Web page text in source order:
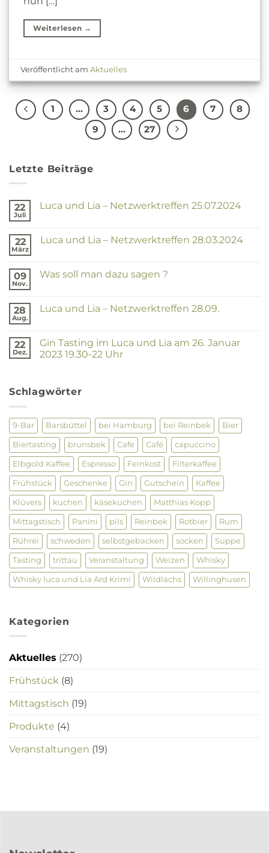
Weiterlesen →
Veröffentlicht amAktuelles
1 … 3 4 5 6 7
8
9
… 27
Letzte Beiträge
22
Juli
Luca und Lia – Netzwerktreffen 25.07.2024
Luca
Netzwerktreffen
25.07.2024
22
März
Luca und Lia – Netzwerktreffen 28.03.2024
Luca
Netzwerktreffen
28.03.2024
09
Nov.
Was soll man dazu sagen ?
Was
sagen
?
28
Aug.
Luca und Lia – Netzwerktreffen 28.09.
Luca
und
Lia
22
Dez.
Gin Tasting im Luca und Lia am 26. Januar
2023 19.30-22 Uhr
Gin
Tasting
und
Lia
am
26.
Januar
2023
19.30-
22
Uhr
Schlagwörter
9-Bar Barsbüttel bei Hamburg bei Reinbek Bier
Biertasting brunsbek Cafe Café capuccino
Elbgold Kaffee Espresso Feinkost Filterkaffee
Frühstück Geschenke Gin Gutschein Kaffee
Klüvers kuchen käsekuchen Matthias Kopp
Mittagstisch Panini pils Reinbek Rotbier Rum
Rührei schweden selbstgebacken socken Suppe
Tasting trittau Veranstaltung Weizen Whisky
Whisky luca und Lia Ard Krimi Wildlachs Willinghusen
Kategorien
Aktuelles (270)
Frühstück (8)
Mittagstisch (19)
Produkte (4)
Veranstaltungen (19)